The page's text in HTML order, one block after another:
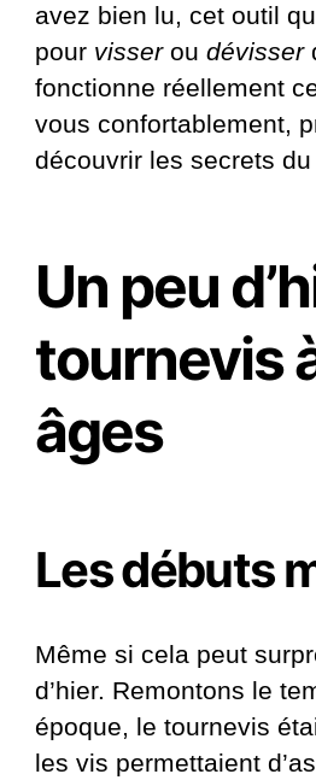
avez bien lu, cet outil
pour visserou dévisser
fonctionne réellement
vous confortablement,
découvrir les secrets
Un peu
tournevis
âges
Les débuts
Même si cela peut
d’hier. Remontons le
époque, le tournevis
les vis permettaient